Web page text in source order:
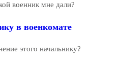
военник мне дали?
в военкомате
этого начальнику?